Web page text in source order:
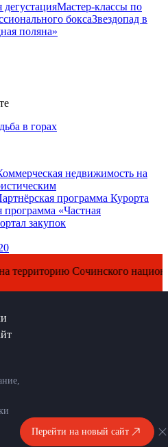
Мастер-классы по
боксаЗвездопад в
поляна»
в горах
недвижимость на
программа Курорта
программа «Частная
закупок
Сочинского
Перейти на новый сайт